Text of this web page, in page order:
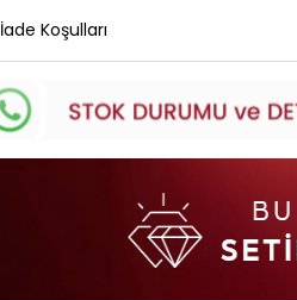
İade Koşulları